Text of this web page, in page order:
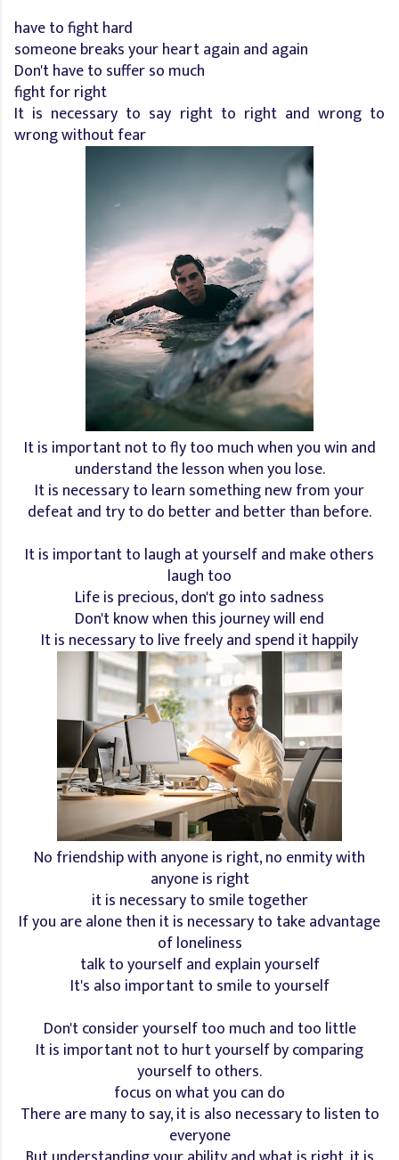
have to fight hard
someone breaks your heart again and again
Don't have to suffer so much
fight for right
It is necessary to say right to right and wrong to
wrong without fear
It is important not to fly too much when you win and
understand the lesson when you lose.
It is necessary to learn something new from your
defeat and try to do better and better than before.
It is important to laugh at yourself and make others
laugh too
Life is precious, don't go into sadness
Don't know when this journey will end
It is necessary to live freely and spend it happily
No friendship with anyone is right, no enmity with
anyone is right
it is necessary to smile together
If you are alone then it is necessary to take advantage
of loneliness
talk to yourself and explain yourself
It's also important to smile to yourself
Don't consider yourself too much and too little
It is important not to hurt yourself by comparing
yourself to others.
focus on what you can do
There are many to say, it is also necessary to listen to
everyone